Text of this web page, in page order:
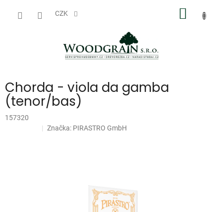
CZK
Chorda - viola da gamba
(tenor/bas)
157320
Značka: PIRASTRO GmbH